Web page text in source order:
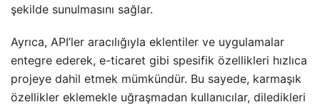
şekilde sunulmasını sağlar.
Ayrıca, API’ler aracılığıyla eklentiler ve uygulamalar
entegre ederek, e-ticaret gibi spesifik özellikleri hızlıca
projeye dahil etmek mümkündür. Bu sayede, karmaşık
özellikler eklemekle uğraşmadan kullanıcılar, diledikleri